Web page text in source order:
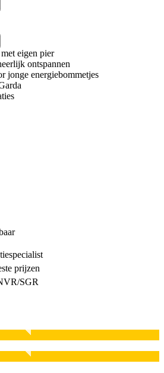
eigen pier
ontspannen
jonge energiebommetjes
prijzen
SGR